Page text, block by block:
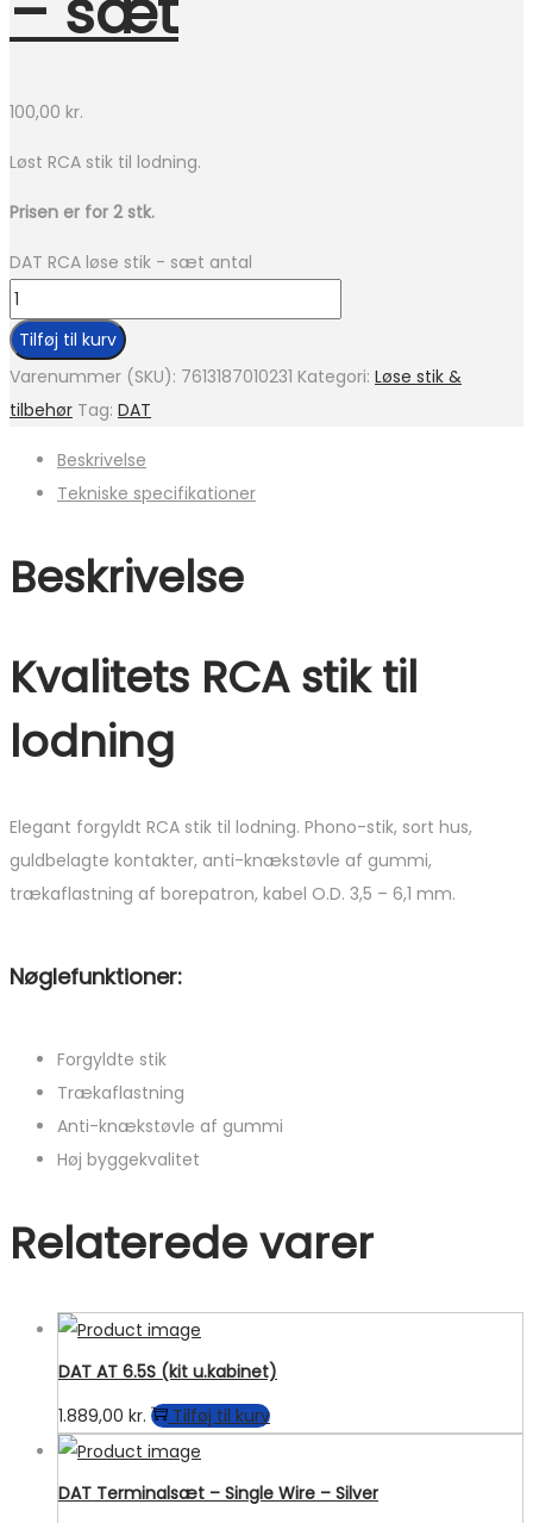
100,00 kr.
Løst RCA stik til lodning.
Prisen er for 2 stk.
DAT RCA løse stik - sæt antal
Tilføj til kurv
Varenummer (SKU): 7613187010231 Kategori: Løse stik &
tilbehør Tag: DAT
Beskrivelse
Tekniske specifikationer
Beskrivelse
Kvalitets RCA stik til
lodning
Elegant forgyldt RCA stik til lodning. Phono-stik, sort hus,
guldbelagte kontakter, anti-knækstøvle af gummi,
trækaflastning af borepatron, kabel O.D. 3,5 – 6,1 mm.
Nøglefunktioner:
Forgyldte stik
Trækaflastning
Anti-knækstøvle af gummi
Høj byggekvalitet
Relaterede varer
DAT AT 6.5S (kit u.kabinet)
1.889,00 kr. Tilføj til kurv
DAT Terminalsæt – Single Wire – Silver